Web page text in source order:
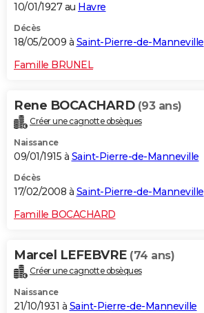
10/01/1927 au Havre
Décès
18/05/2009 à Saint-Pierre-de-Manneville
Famille BRUNEL
Rene BOCACHARD (93 ans)
Créer une cagnotte obsèques
Naissance
09/01/1915 à Saint-Pierre-de-Manneville
Décès
17/02/2008 à Saint-Pierre-de-Manneville
Famille BOCACHARD
Marcel LEFEBVRE (74 ans)
Créer une cagnotte obsèques
Naissance
21/10/1931 à Saint-Pierre-de-Manneville